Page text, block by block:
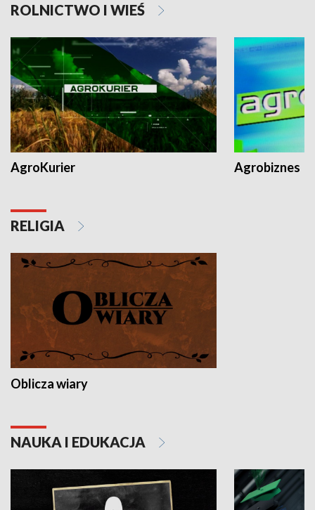
ROLNICTWO I WIEŚ
AgroKurier Agrobiznes
RELIGIA
Oblicza wiary
NAUKA I EDUKACJA